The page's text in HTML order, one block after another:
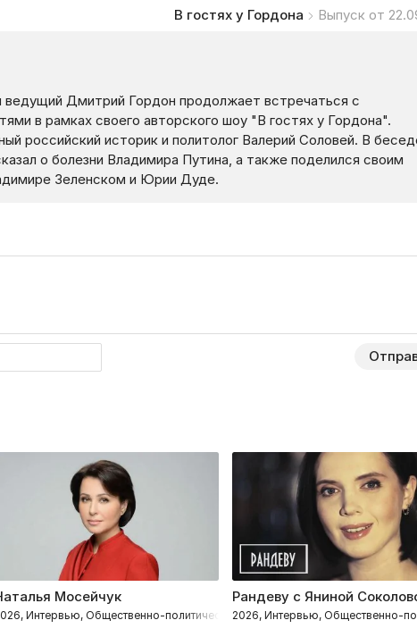
В гостях у Гордона Выпуск от
ведущий Дмитрий Гордон продолжает встречаться с
в рамках своего авторского шоу "В гостях у Гордона".
российский историк и политолог Валерий Соловей. В
о болезни Владимира Путина, а также поделился своим
Зеленском и Юрии Дуде.
Мосейчук
Интервью, Общественно-политическое
Рандеву с Яниной
2026, Интервью, Общественно-